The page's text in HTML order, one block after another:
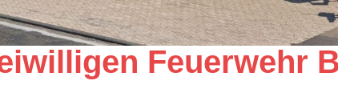
Feuerwehr